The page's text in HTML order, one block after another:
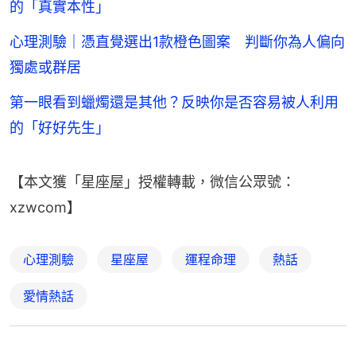
的「真實本性」
心理測驗｜憑直覺選出1款橙色圖案 判斷你為人偏向
獨處或群居
第一眼看到蠟燭還是其他？反映你是否容易被人利用
的「好好先生」
【本文獲「星座屋」授權轉載，微信公眾號：
xzwcom】
心理測驗 星座屋 運程命理 熱話
愛情熱話